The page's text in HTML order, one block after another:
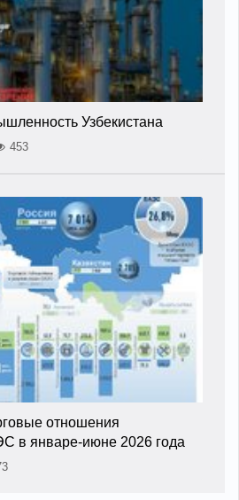
Узбекистана
453
отношения
в январе-июне 2026 года